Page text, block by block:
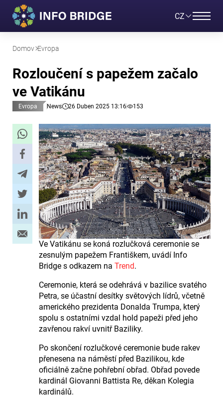
CZ
Domov Evropa
Rozloučení s papežem začalo
ve Vatikánu
Evropa News 26 Duben 2025 13:16 153
Ve Vatikánu se koná rozlučková ceremonie se
zesnulým papežem Františkem, uvádí Info
Bridge s odkazem na Trend.
Ceremonie, která se odehrává v bazilice svatého
Petra, se účastní desítky světových lídrů, včetně
amerického prezidenta Donalda Trumpa, který
spolu s ostatními vzdal hold papeži před jeho
zavřenou rakví uvnitř Baziliky.
Po skončení rozlučkové ceremonie bude rakev
přenesena na náměstí před Bazilikou, kde
oficiálně začne pohřební obřad. Obřad povede
kardinál Giovanni Battista Re, děkan Kolegia
kardinálů.